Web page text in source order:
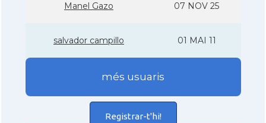
Manel Gazo 07 NOV 25
salvador campillo 01 MAI 11
més usuaris
Registrar-t'hi!